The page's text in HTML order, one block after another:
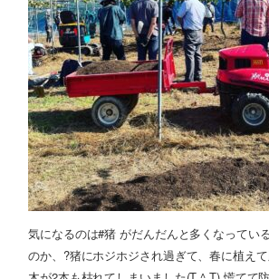
気になるのは#猪 がだんだんと多くなってい
のか、?猪にホジホジされ過ぎて、春に植え